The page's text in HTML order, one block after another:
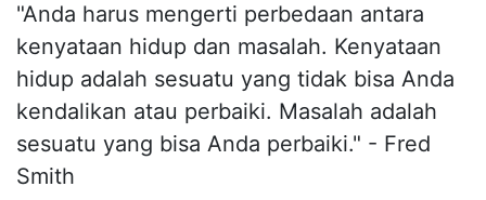
"Anda harus mengerti perbedaan antara
kenyataan hidup dan masalah. Kenyataan
hidup adalah sesuatu yang tidak bisa Anda
kendalikan atau perbaiki. Masalah adalah
sesuatu yang bisa Anda perbaiki." - Fred
Smith